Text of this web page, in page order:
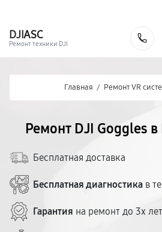
DJIASC
Ремонт техники DJI
Главная / Ремонт VR
Ремонт DJI Goggles
Бесплатная доставка
Бесплатная диагностика в
Гарантия на ремонт до 3х лет